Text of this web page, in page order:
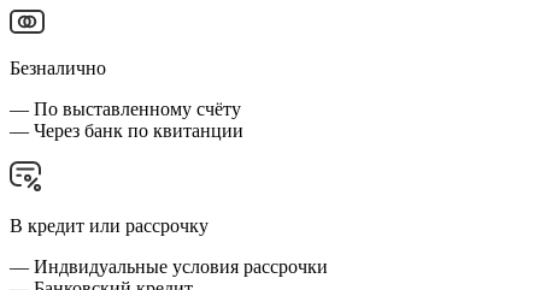
Безналично
— По выставленному счёту
— Через банк по квитанции
В кредит или рассрочку
— Индвидуальные условия рассрочки